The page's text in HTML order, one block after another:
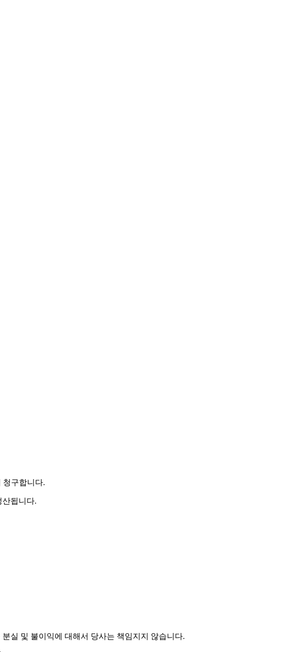
청구합니다.
됩니다.
실 및 불이익에 대해서 당사는 책임지지 않습니다.